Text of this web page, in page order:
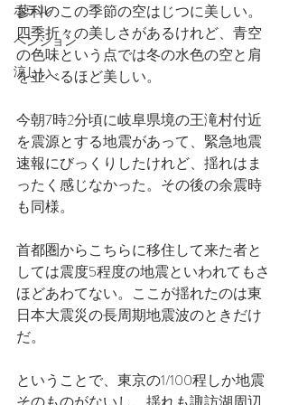
ホテル
ペンション
涼しい
蓼科のこの季節の空はじつに美しい。
四季折々の美しさがあるけれど、青空
の色味という点では冬の水色の空と肩
を並べるほど美しい。
今朝7時2分頃に岐阜県境の王滝村付近
を震源とする地震があって、緊急地震
速報にびっくりしたけれど、揺れはま
ったく感じなかった。その後の余震時
も同様。
首都圏からこちらに移住して来た者と
しては震度5程度の地震といわれてもさ
ほどあわてない。ここが揺れたのは東
日本大震災の長周期地震波のときだけ
だ。
ということで、東京の1/100程しか地震